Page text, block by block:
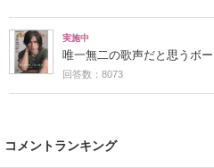
実施中
唯一無二の歌声だと思うボ
回答数：8073
コメントランキング